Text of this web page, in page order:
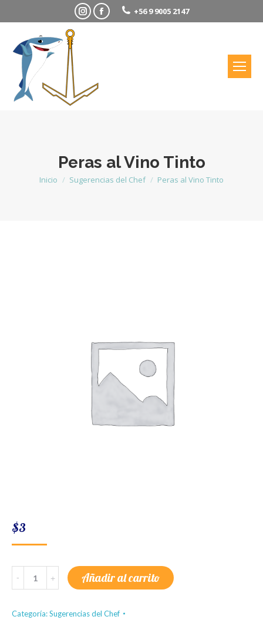
InstagramFacebook+56 9 9005 2147
Peras al Vino Tinto
Inicio Sugerencias del Chef Peras al Vino Tinto
$3
Peras
al
Vino
Añadir al carrito
Categoría:Sugerencias del Chef